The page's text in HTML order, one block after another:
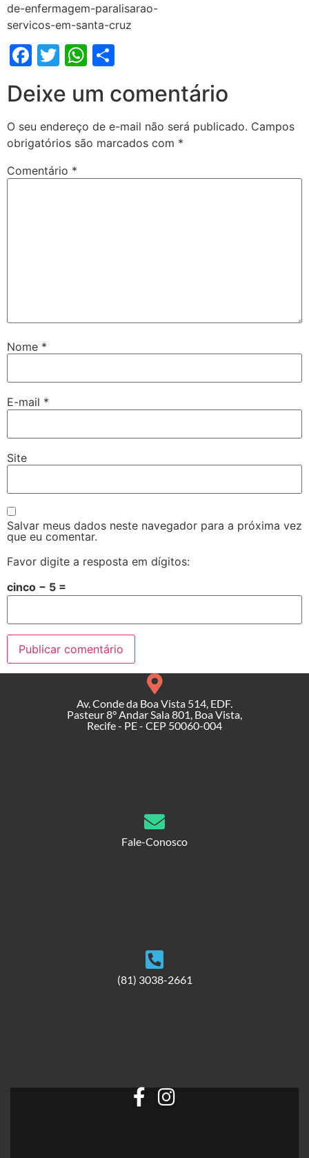
de-enfermagem-paralisarao-
servicos-em-santa-cruz
Facebook
TwitterWhatsApp
Deixe um comentário
O seu endereço de e-mail não será publicado. Campos
obrigatórios são marcados com *
Comentário *
Nome *
E-mail *
Site
Salvar meus dados neste navegador para a próxima vez
que eu comentar.
Favor digite a resposta em dígitos:
cinco − 5 =
Av. Conde da Boa Vista 514, EDF.
Pasteur 8° Andar Sala 801, Boa Vista,
Recife - PE - CEP 50060-004
Fale-Conosco
(81) 3038-2661